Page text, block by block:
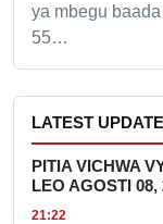
ya mbegu
55…
LATEST
PITIA VICHWA
LEO AGOSTI 08,
21:22